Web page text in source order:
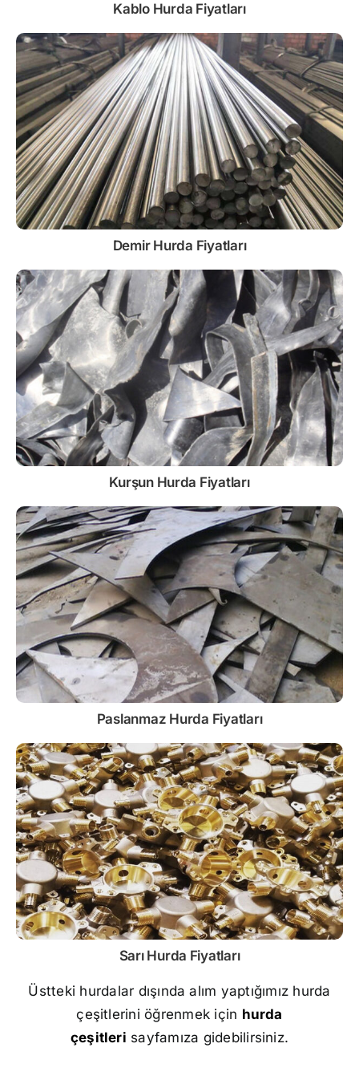
Kablo Hurda Fiyatları
Demir Hurda Fiyatları
Kurşun Hurda Fiyatları
Paslanmaz Hurda Fiyatları
Sarı Hurda Fiyatları
Üstteki hurdalar dışında alım yaptığımız hurda
çeşitlerini öğrenmek için hurda
çeşitleri sayfamıza gidebilirsiniz.